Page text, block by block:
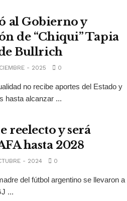
al Gobierno y
de “Chiqui” Tapia
Bullrich
- 2025 0
no recibe aportes del Estado y
hasta alcanzar ...
reelecto y será
hasta 2028
- 2024 0
del fútbol argentino se llevaron a
...